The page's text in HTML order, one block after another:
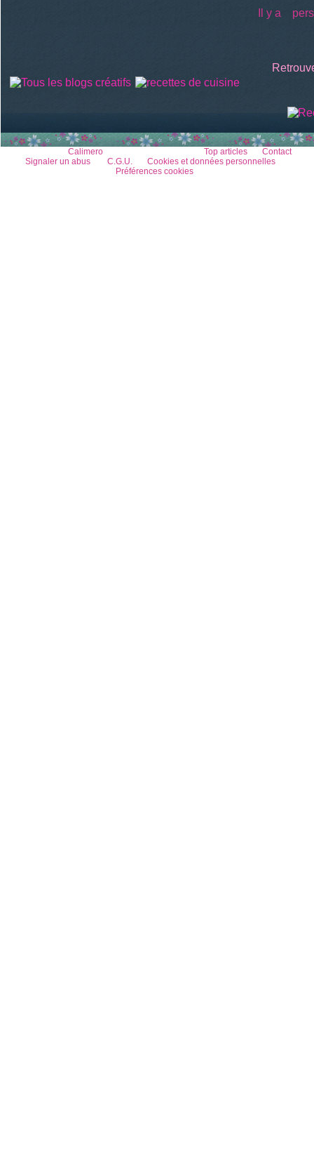
Il y a
Voir le profil deCalimero Top articles
Contact
Signaler un abus
C.G.U.
Cookies et données personnelles
Préférences cookies